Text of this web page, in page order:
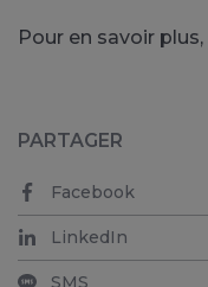
Pour en savoir plus,
PARTAGER
Facebook
LinkedIn
SMS